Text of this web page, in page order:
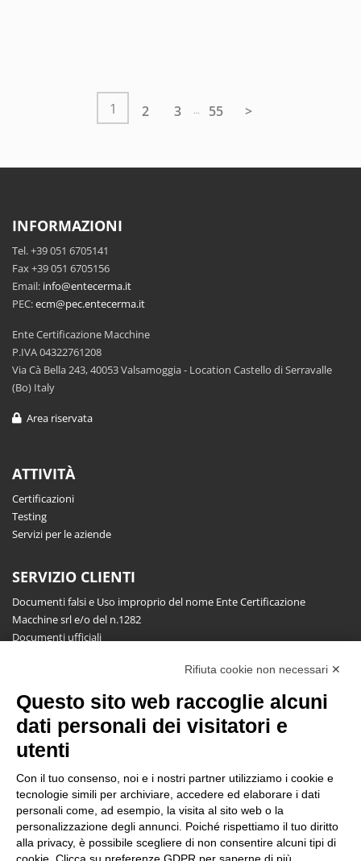
1 2 3 … 55 >
INFORMAZIONI
Tel. +39 051 6705141
Fax +39 051 6705156
Email: info@entecerma.it
PEC:ecm@pec.entecerma.it
Ente Certificazione Macchine
P.IVA 04322761208
Via Cà Bella 243, 40053 Valsamoggia - Location Castello di Serravalle
(Bo) Italy
Area riservata
ATTIVITÀ
Certificazioni
Testing
Servizi per le aziende
SERVIZIO CLIENTI
Documenti falsi e Uso improprio del nome Ente Certificazione
Macchine srl e/o del n.1282
Documenti ufficiali
NEWSLETTER
Resta aggiornato gratuitamente su tutte le novità.
Cliccando su Iscriviti dichiari di aver letto e accettato l'Informativa
Rifiuta cookie non necessari ✕
Questo sito web raccoglie alcuni
dati personali dei visitatori e
utenti
Con il tuo consenso, noi e i nostri partner utilizziamo i cookie e
tecnologie simili per archiviare, accedere ed elaborare i dati
personali come, ad esempio, la visita al sito web o la
personalizzazione degli annunci. Poiché rispettiamo il tuo diritto
alla privacy, è possibile scegliere di non consentire alcuni tipi di